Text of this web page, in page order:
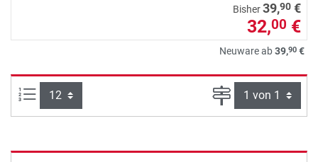
Bisher39,90 €
32,00 €
Neuware ab39,90 €
Artikel pro Seite: Seite